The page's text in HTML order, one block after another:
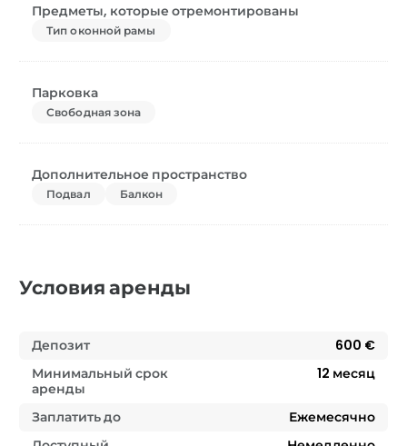
Предметы, которые отремонтированы
Тип оконной рамы
Парковка
Свободная зона
Дополнительное пространство
Подвал Балкон
Условия аренды
Депозит
600 €
Минимальный срок
аренды
12 месяц
Заплатить до
Ежемесячно